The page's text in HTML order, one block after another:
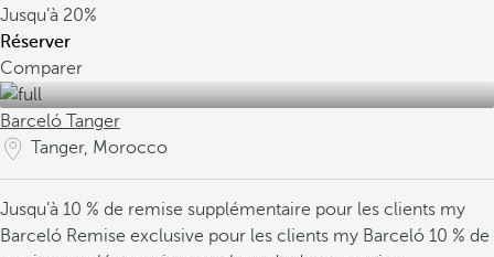
Jusqu’à 20%
Réserver
Comparer
Barceló Tanger
Tanger, Morocco
Jusqu’à 10 % de remise supplémentaire pour les clients my
Barceló Remise exclusive pour les clients my Barceló 10 % de